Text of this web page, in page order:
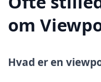
om
Hvad er en